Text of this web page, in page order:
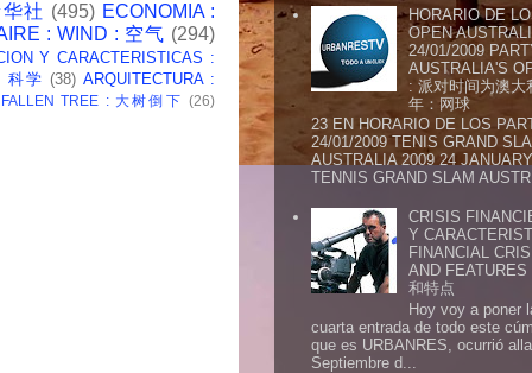
社 (495) ECONOMIA :
: WIND : 空气 (294)
Y CARACTERISTICAS :
科学 (38) ARQUITECTURA :
TREE : 大树倒下 (26)
HORARIO DE
OPEN
24/01/2009
AUSTRALIA'S
: 派对时间为澳大
年：网球
23 EN HORARIO DE LOS
24/01/2009 TENIS GRAND
AUSTRALIA 2009 24
TENNIS GRAND SLAM
CRISIS
Y
FINANCIAL
AND
和特点
Hoy voy a poner
cuarta entrada de todo este
que es URBANRES, ocurrió
Septiembre d...